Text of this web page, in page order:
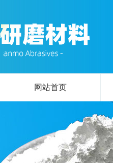
网站首页